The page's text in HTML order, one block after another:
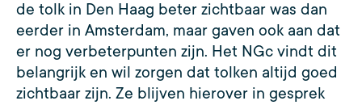
de tolk in Den Haag beter zichtbaar was dan
eerder in Amsterdam, maar gaven ook aan dat
er nog verbeterpunten zijn. Het NGc vindt dit
belangrijk en wil zorgen dat tolken altijd goed
zichtbaar zijn. Ze blijven hierover in gesprek